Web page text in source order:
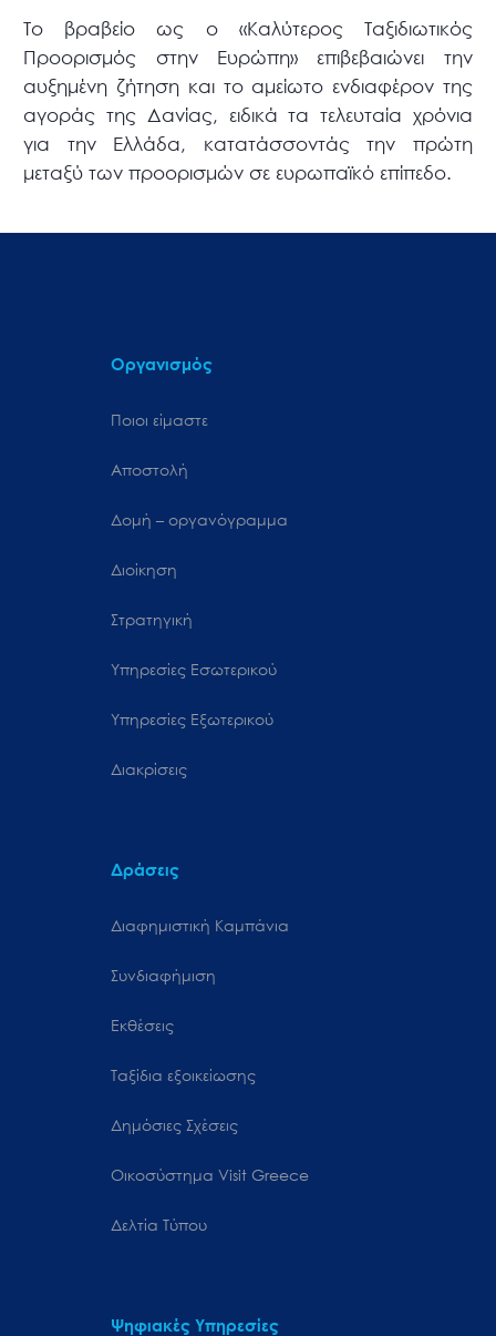
Το βραβείο ως ο «Καλύτερος Ταξιδιωτικός
Προορισμός στην Ευρώπη» επιβεβαιώνει την
αυξημένη ζήτηση και το αμείωτο ενδιαφέρον της
αγοράς της Δανίας, ειδικά τα τελευταία χρόνια
για την Ελλάδα, κατατάσσοντάς την πρώτη
μεταξύ των προορισμών σε ευρωπαϊκό επίπεδο.
Οργανισμός
Ποιοι είμαστε
Αποστολή
Δομή – οργανόγραμμα
Διοίκηση
Στρατηγική
Υπηρεσίες Εσωτερικού
Υπηρεσίες Εξωτερικού
Διακρίσεις
Δράσεις
Διαφημιστική Καμπάνια
Συνδιαφήμιση
Εκθέσεις
Ταξίδια εξοικείωσης
Δημόσιες Σχέσεις
Oικοσύστημα Visit Greece
Δελτία Τύπου
Ψηφιακές Υπηρεσίες